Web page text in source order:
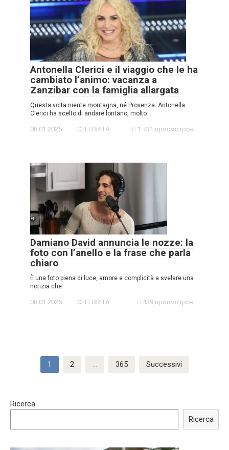
Antonella Clerici e il viaggio che le ha
cambiato l’animo: vacanza a
Zanzibar con la famiglia allargata
Questa volta niente montagna, né Provenza. Antonella
Clerici ha scelto di andare lontano, molto
08.01.2026 CELEBRITÀ 1.731 просмотров
Damiano David annuncia le nozze: la
foto con l’anello e la frase che parla
chiaro
È una foto piena di luce, amore e complicità a svelare una
notizia che
08.01.2026 CELEBRITÀ 439 просмотров
Navigazione1 2 … 365 Successivi
Ricerca
Ricerca